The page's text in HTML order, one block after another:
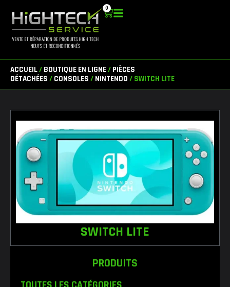
contenu
0
Panier
ACCUEIL/ BOUTIQUE EN LIGNE/ PIÈCES
DÉTACHÉES / CONSOLES / NINTENDO / SWITCH LITE
SWITCH LITE
PRODUITS